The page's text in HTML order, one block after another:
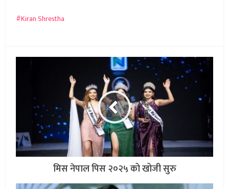
Kiran Shrestha
मिस नेपाल पिस २०२५ को खोजी सुरु